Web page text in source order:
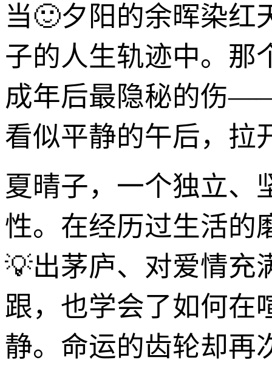
当🙂夕阳的余晖染红
子的人生轨迹中。那
成年后最隐秘的伤
看似平静的午后，拉
夏晴子，一个独立、
性。在经历过生活的
💡出茅庐、对爱情充
跟，也学会了如何在
静。命运的齿轮却再